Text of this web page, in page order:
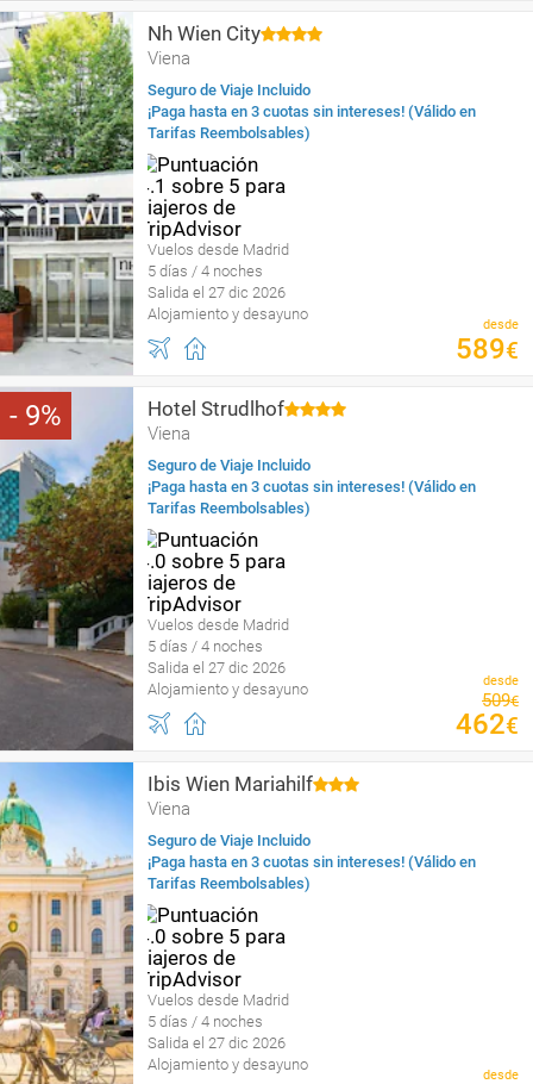
Nh Wien City
Viena
Seguro de Viaje Incluido
¡Paga hasta en 3 cuotas sin intereses! (Válido en
Tarifas Reembolsables)
Vuelos desde Madrid
5 días / 4 noches
Salida el 27 dic 2026
Alojamiento y desayuno
desde
589€
9 Hotel Strudlhof
Viena
Seguro de Viaje Incluido
¡Paga hasta en 3 cuotas sin intereses! (Válido en
Tarifas Reembolsables)
Vuelos desde Madrid
5 días / 4 noches
Salida el 27 dic 2026
Alojamiento y desayuno
desde
509€
462€
Ibis Wien Mariahilf
Viena
Seguro de Viaje Incluido
¡Paga hasta en 3 cuotas sin intereses! (Válido en
Tarifas Reembolsables)
Vuelos desde Madrid
5 días / 4 noches
Salida el 27 dic 2026
Alojamiento y desayuno
desde